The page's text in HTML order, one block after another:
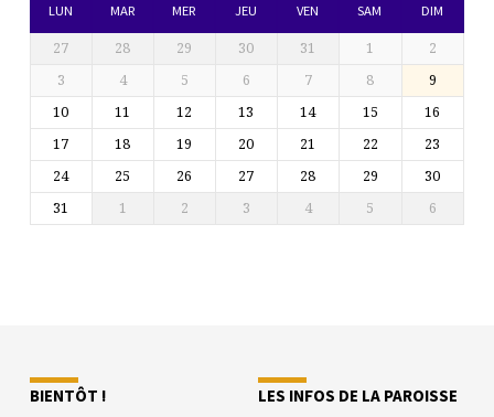
LUN MAR MER JEU VEN SAM DIM
27 28 29 30 31 1
2
3
4 5 6 7 8
9
10
11 12 13 14 15
16
17
18 19 20 21 22
23
24
25 26 27 28 29
30
31
1 2 3 4 5 6
BIENTÔT ! LES INFOS DE LA PAROISSE